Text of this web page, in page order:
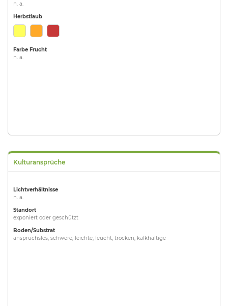
n. a.
Herbstlaub
Farbe Frucht
n. a.
Kulturansprüche
Lichtverhältnisse
n. a.
Standort
exponiert oder geschützt
Boden/Substrat
anspruchslos, schwere, leichte, feucht, trocken, kalkhaltige